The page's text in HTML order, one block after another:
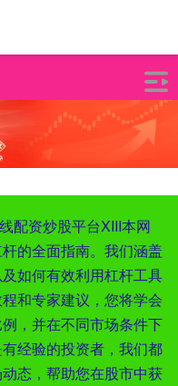
配资炒股平台XIII‌本网
的全面指南。我们涵盖
如何有效利用杠杆工具
和专家建议，您将学会
，并在不同市场条件下
经验的投资者，我们都
态，帮助您在股市中获